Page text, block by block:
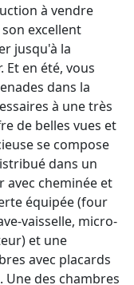
à vendre
excellent
jusqu'à la
en été, vous
dans la
à une très
de belles vues et
se compose
dans un
avec cheminée et
équipée (four
vaisselle, micro-
et une
avec placards
Une des chambres